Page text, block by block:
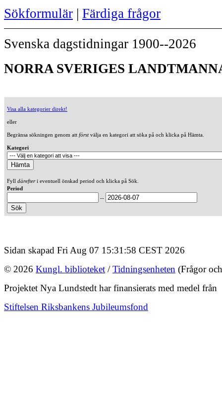
Sökformulär | Färdiga frågor
Svenska dagstidningar 1900--2026
NORRA SVERIGES
Visa alla kategorier direkt!
eller
Begränsa sökningen genom att förstvälja en kategori att söka på och klicka på Hämta.
Kategori
Fyll därefteri eventuell önskad period och klicka på Sök.
Period
--
Sidan skapad Fri Aug 07 15:31:58 CEST 2026
© 2026 Kungl. biblioteket /Tidningsenheten (Frågor
Projektet Nya Lundstedt har finansierats med medel från
Stiftelsen Riksbankens Jubileumsfond